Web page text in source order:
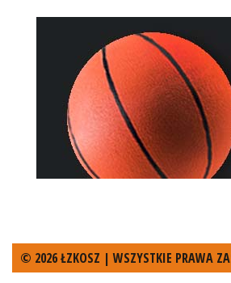
© 2026 ŁZKOSZ | WSZYSTKIE PRAWA